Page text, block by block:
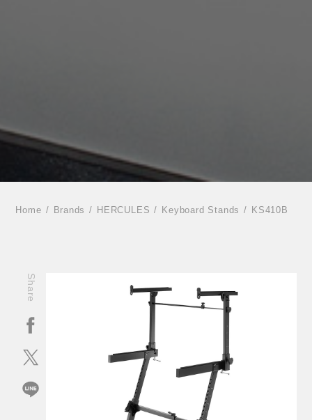
Home Brands HERCULES Keyboard Stands KS410B
Share